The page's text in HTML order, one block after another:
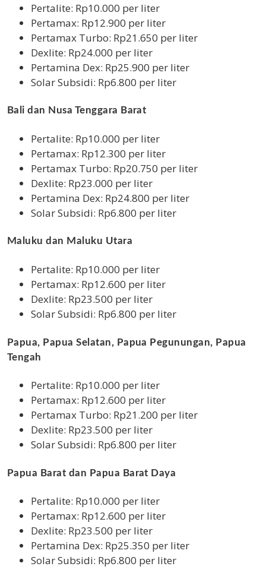
Pertalite: Rp10.000 per liter
Pertamax: Rp12.900 per liter
Pertamax Turbo: Rp21.650 per liter
Dexlite: Rp24.000 per liter
Pertamina Dex: Rp25.900 per liter
Solar Subsidi: Rp6.800 per liter
Bali dan Nusa Tenggara Barat
Pertalite: Rp10.000 per liter
Pertamax: Rp12.300 per liter
Pertamax Turbo: Rp20.750 per liter
Dexlite: Rp23.000 per liter
Pertamina Dex: Rp24.800 per liter
Solar Subsidi: Rp6.800 per liter
Maluku dan Maluku Utara
Pertalite: Rp10.000 per liter
Pertamax: Rp12.600 per liter
Dexlite: Rp23.500 per liter
Solar Subsidi: Rp6.800 per liter
Papua, Papua Selatan, Papua Pegunungan, Papua
Tengah
Pertalite: Rp10.000 per liter
Pertamax: Rp12.600 per liter
Pertamax Turbo: Rp21.200 per liter
Dexlite: Rp23.500 per liter
Solar Subsidi: Rp6.800 per liter
Papua Barat dan Papua Barat Daya
Pertalite: Rp10.000 per liter
Pertamax: Rp12.600 per liter
Dexlite: Rp23.500 per liter
Pertamina Dex: Rp25.350 per liter
Solar Subsidi: Rp6.800 per liter